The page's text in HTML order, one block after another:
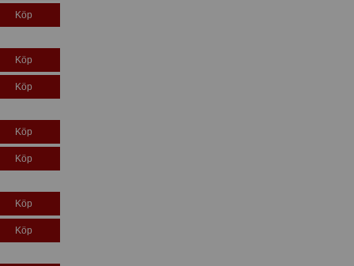
Köp
Köp
Köp
Köp
Köp
Köp
Köp